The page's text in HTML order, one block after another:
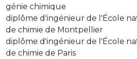
génie chimique
diplôme d'ingénieur de l'École
de chimie de Montpellier
diplôme d'ingénieur de l'École
de chimie de Paris